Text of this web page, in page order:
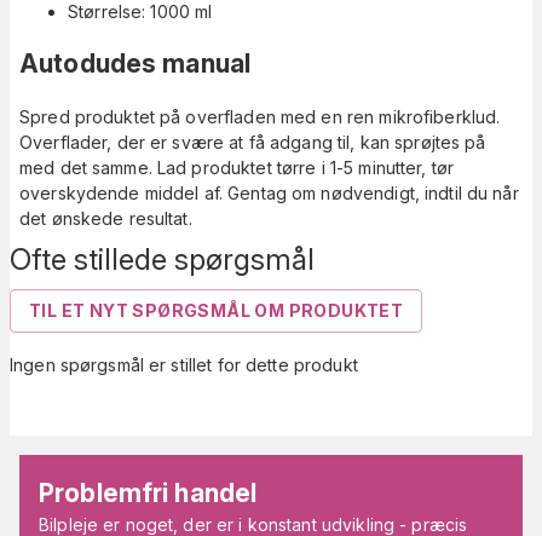
Ofte stillede spørgsmål
TIL ET NYT SPØRGSMÅL OM PRODUKTET
Ingen spørgsmål er stillet for dette produkt
Størrelse: 1000 ml
Autodudes manual
Spred produktet på overfladen med en ren mikrofiberklud.
Overflader, der er svære at få adgang til, kan sprøjtes på
med det samme. Lad produktet tørre i 1-5 minutter, tør
overskydende middel af. Gentag om nødvendigt, indtil du når
det ønskede resultat.
Problemfri handel
Bilpleje er noget, der er i konstant udvikling - præcis